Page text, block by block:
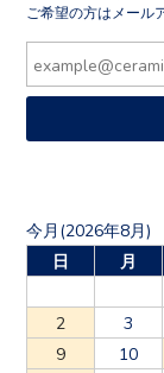
ご希望の方はメール
今月(2026年8月)
日
月
2
3
9
10